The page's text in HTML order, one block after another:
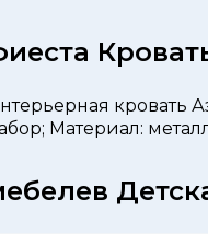
кровать
Материал: